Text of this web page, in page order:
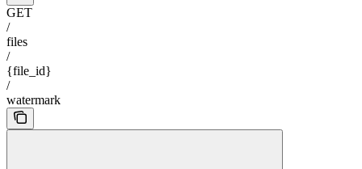
GET
/
files
/
{file_id}
/
watermark